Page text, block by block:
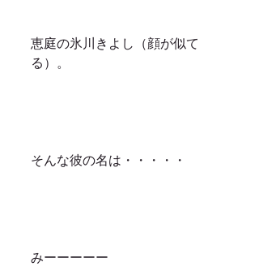
恵庭の氷川きよし（顔が似て
る）。
そんな彼の名は・・・・・
みーーーーー